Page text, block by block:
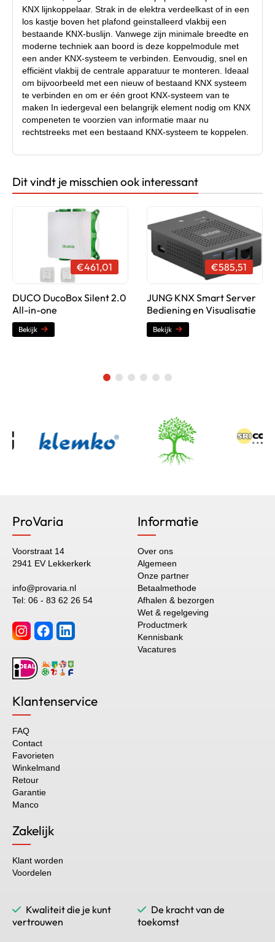
KNX lijnkoppelaar. Strak in de elektra verdeelkast of in een
los kastje boven het plafond geinstalleerd vlakbij een
bestaande KNX-buslijn. Vanwege zijn minimale breedte en
moderne techniek aan boord is deze koppelmodule met
een ander KNX-systeem te verbinden. Eenvoudig, snel en
efficiënt vlakbij de centrale apparatuur te monteren. Ideaal
om bijvoorbeeld met een nieuw of bestaand KNX systeem
te verbinden en om er één groot KNX-systeem van te
maken In iedergeval een belangrijk element nodig om KNX
compeneten te voorzien van informatie maar nu
rechtstreeks met een bestaand KNX-systeem te koppelen.
Dit vindt je misschien ook interessant
€461,01
DUCO DucoBox Silent 2.0
All-in-one
Bekijk
€585,51
JUNG KNX Smart Server
Bediening en Visualisatie
Bekijk
ProVaria
Voorstraat 14
2941 EV Lekkerkerk
info@provaria.nl
Tel: 06 - 83 62 26 54
Informatie
Over ons
Algemeen
Onze partner
Betaalmethode
Afhalen & bezorgen
Wet & regelgeving
Productmerk
Kennisbank
Vacatures
Klantenservice
FAQ
Contact
Favorieten
Winkelmand
Retour
Garantie
Manco
Zakelijk
Klant worden
Voordelen
Kwaliteit die je kunt
vertrouwen
De kracht van de
toekomst